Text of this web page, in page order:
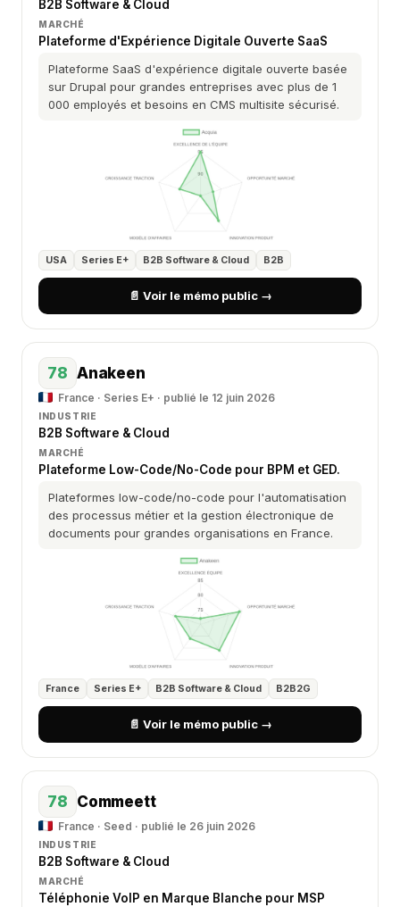
B2B Software & Cloud
MARCHÉ
Plateforme d'Expérience Digitale Ouverte SaaS
Plateforme SaaS d'expérience digitale ouverte basée
sur Drupal pour grandes entreprises avec plus de 1
000 employés et besoins en CMS multisite sécurisé.
USA Series E+ B2B Software & Cloud B2B
📄 Voir le mémo public →
78 Anakeen
France · Series E+ · publié le 12 juin 2026
INDUSTRIE
B2B Software & Cloud
MARCHÉ
Plateforme Low-Code/No-Code pour BPM et GED.
Plateformes low-code/no-code pour l'automatisation
des processus métier et la gestion électronique de
documents pour grandes organisations en France.
France Series E+ B2B Software & Cloud B2B2G
📄 Voir le mémo public →
78 Commeett
France · Seed · publié le 26 juin 2026
INDUSTRIE
B2B Software & Cloud
MARCHÉ
Téléphonie VoIP en Marque Blanche pour MSP